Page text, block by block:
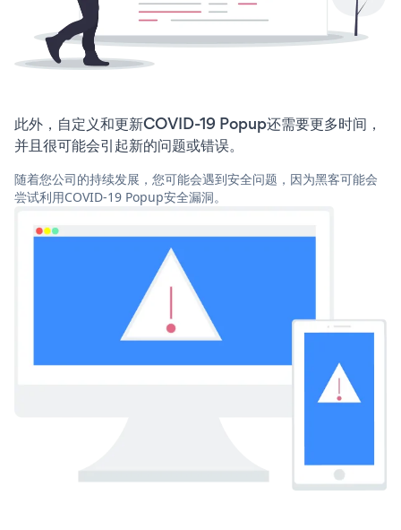
此外，自定义和更新COVID-19 Popup还需要更多时间，
并且很可能会引起新的问题或错误。
随着您公司的持续发展，您可能会遇到安全问题，因为黑客可能会
尝试利用COVID-19 Popup安全漏洞。